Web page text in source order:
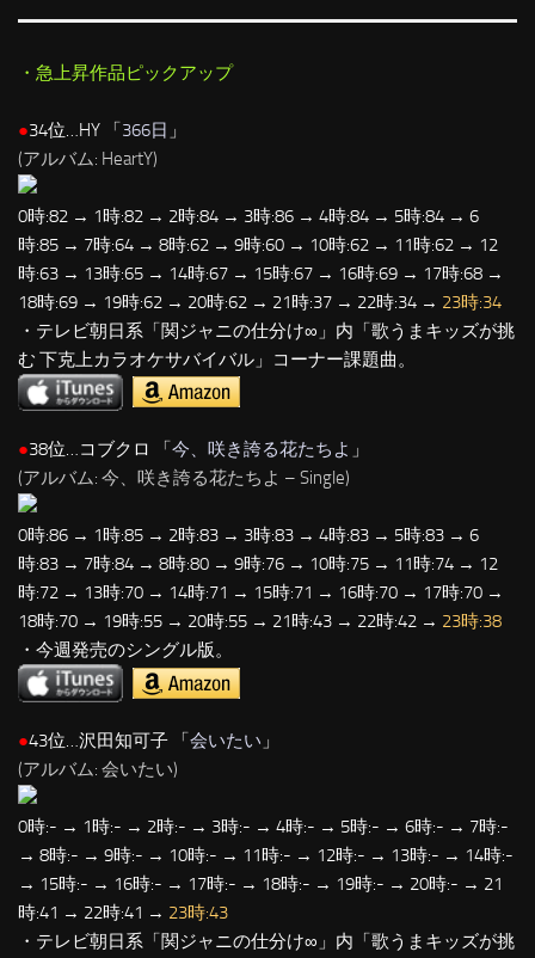
・急上昇作品ピックアップ
●34位…HY 「366日 」
(アルバム: HeartY)
0時:82 → 1時:82 → 2時:84 → 3時:86 → 4時:84 → 5時:84 → 6
時:85 → 7時:64 → 8時:62 → 9時:60 → 10時:62 → 11時:62 → 12
時:63 → 13時:65 → 14時:67 → 15時:67 → 16時:69 → 17時:68 →
18時:69 → 19時:62 → 20時:62 → 21時:37 → 22時:34 → 23時:34
・テレビ朝日系「関ジャニの仕分け∞」内「歌うまキッズが挑
む 下克上カラオケサバイバル」コーナー課題曲。
●38位…コブクロ 「 今、咲き誇る花たちよ 」
(アルバム: 今、咲き誇る花たちよ – Single)
0時:86 → 1時:85 → 2時:83 → 3時:83 → 4時:83 → 5時:83 → 6
時:83 → 7時:84 → 8時:80 → 9時:76 → 10時:75 → 11時:74 → 12
時:72 → 13時:70 → 14時:71 → 15時:71 → 16時:70 → 17時:70 →
18時:70 → 19時:55 → 20時:55 → 21時:43 → 22時:42 → 23時:38
・今週発売のシングル版。
●43位…沢田知可子 「会いたい 」
(アルバム: 会いたい)
0時:- → 1時:- → 2時:- → 3時:- → 4時:- → 5時:- → 6時:- → 7時:-
→ 8時:- → 9時:- → 10時:- → 11時:- → 12時:- → 13時:- → 14時:-
→ 15時:- → 16時:- → 17時:- → 18時:- → 19時:- → 20時:- → 21
時:41 → 22時:41 → 23時:43
・テレビ朝日系「関ジャニの仕分け∞」内「歌うまキッズが挑